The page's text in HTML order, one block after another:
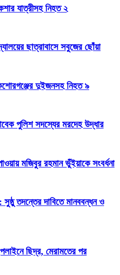
যাত্রীসহ নিহত ২
ছাত্রাবাসে সবুজের ছোঁয়া
দুইজনসহ নিহত ৯
পুলিশ সদস্যের মরদেহ উদ্ধার
মজিবুর রহমান ভুঁইয়াকে সংবর্ধনা
তদন্তের দাবিতে মানববন্ধন ও
ছিদ্র, মেরামতের পর